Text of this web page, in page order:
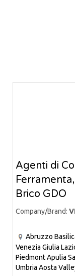
Agenti di
Brico GDO
Company/Brand:
Abruzzo
Venezia Giulia
PiedmontApulia
Umbria Aosta